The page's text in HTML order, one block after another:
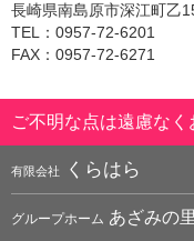
長崎県南島原市深江町乙
TEL：0957-72-6201
FAX：0957-72-6271
ご不明な点は遠慮なく
有限会社 くらはら
グループホーム あざみの里